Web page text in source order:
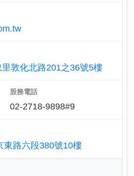
敦化北路201之36號5樓
股務電話
02-2718-9898#9
東路六段380號10樓